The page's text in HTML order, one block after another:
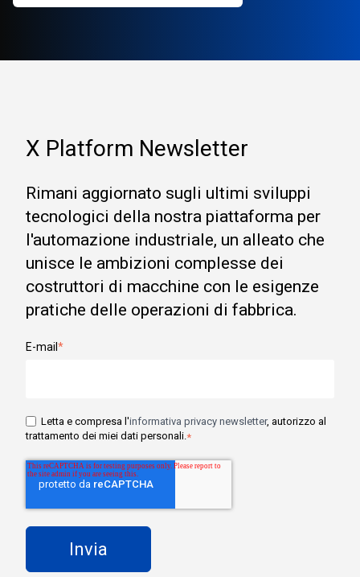
X Platform Newsletter
Rimani aggiornato sugli ultimi sviluppi
tecnologici della nostra piattaforma per
l'automazione industriale, un alleato che
unisce le ambizioni complesse dei
costruttori di macchine con le esigenze
pratiche delle operazioni di fabbrica.
E-mail *
Letta e compresa l'informativa privacy newsletter, autorizzo al
trattamento dei miei dati personali.*